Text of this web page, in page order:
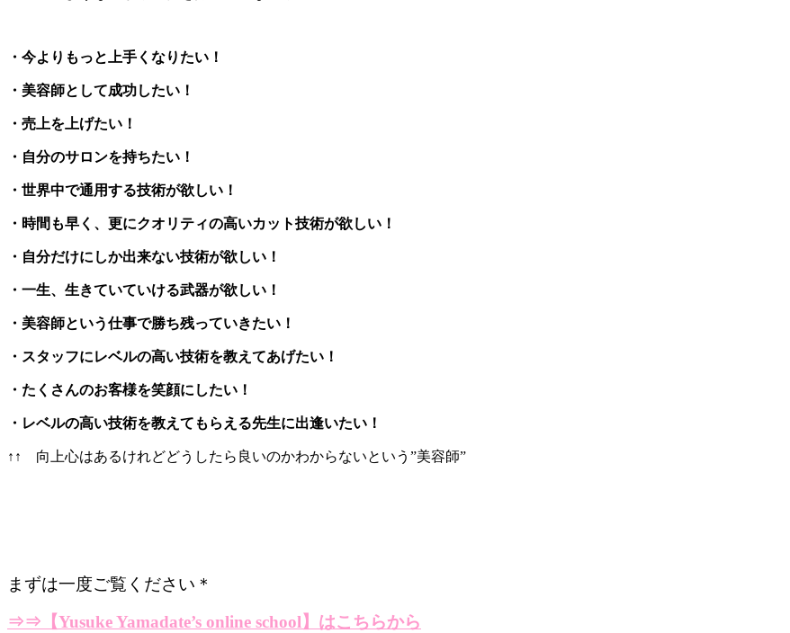
・今よりもっと上手くなりたい！
・美容師として成功したい！
・売上を上げたい！
・自分のサロンを持ちたい！
・世界中で通用する技術が欲しい！
・時間も早く、更にクオリティの高いカット技術が欲しい！
・自分だけにしか出来ない技術が欲しい！
・一生、生きていていける武器が欲しい！
・美容師という仕事で勝ち残っていきたい！
・スタッフにレベルの高い技術を教えてあげたい！
・たくさんのお客様を笑顔にしたい！
・レベルの高い技術を教えてもらえる先生に出逢いたい！
↑↑ 向上心はあるけれどどうしたら良いのかわからないという”美容師”
まずは一度ご覧ください＊
⇒⇒ 【Yusuke Yamadate’s online school】はこちらから